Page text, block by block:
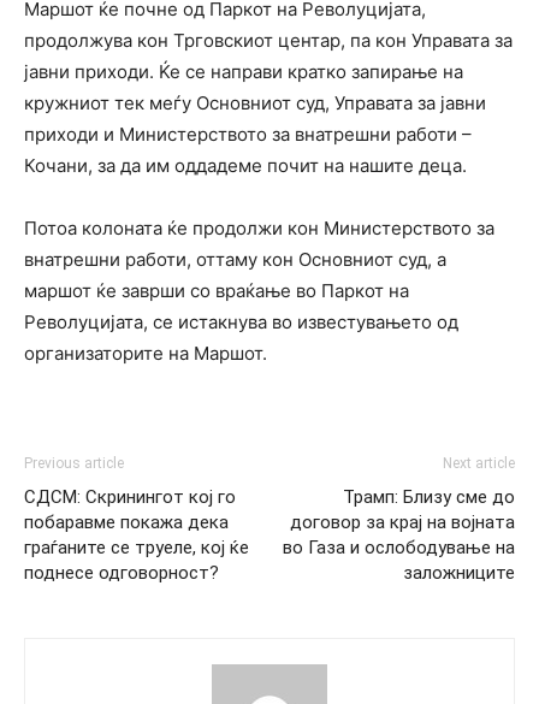
Маршот ќе почне од Паркот на Револуцијата,
продолжува кон Трговскиот центар, па кон Управата за
јавни приходи. Ќе се направи кратко запирање на
кружниот тек меѓу Основниот суд, Управата за јавни
приходи и Министерството за внатрешни работи –
Кочани, за да им оддадеме почит на нашите деца.
Потоа колоната ќе продолжи кон Министерството за
внатрешни работи, оттаму кон Основниот суд, а
маршот ќе заврши со враќање во Паркот на
Револуцијата, се истакнува во известувањето од
организаторите на Маршот.
Previous article
СДСМ: Скринингот кој го
побаравме покажа дека
граѓаните се труеле, кој ќе
поднесе одговорност?
Next article
Трамп: Близу сме до
договор за крај на војната
во Газа и ослободување на
заложниците